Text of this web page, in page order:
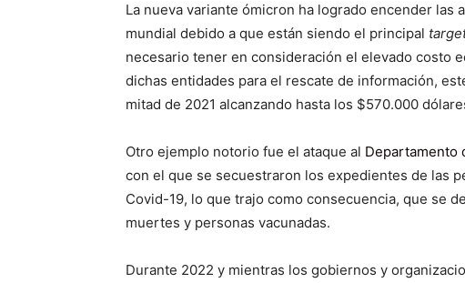
La nueva variante ómicron ha logrado encender las
mundial debido a que están siendo el principal
necesario tener en consideración el elevado costo
dichas entidades para el rescate de información,
mitad de 2021 alcanzando hasta los $570.000
Otro ejemplo notorio fue el ataque al Departamento
con el que se secuestraron los expedientes de las
Covid-19, lo que trajo como consecuencia, que se
muertes y personas vacunadas.
Durante 2022 y mientras los gobiernos y